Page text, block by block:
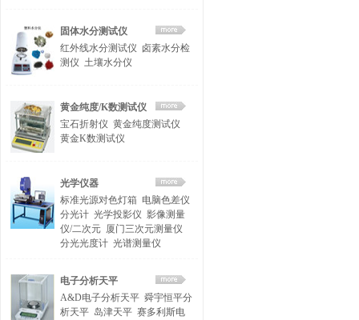
固体水分测试仪
红外线水分测试仪 卤素水分检
测仪 土壤水分仪
黄金纯度/K数测试仪
宝石折射仪 黄金纯度测试仪
黄金K数测试仪
光学仪器
标准光源对色灯箱 电脑色差仪
分光计 光学投影仪 影像测量
仪/二次元 厦门三次元测量仪
分光光度计 光谱测量仪
电子分析天平
A&D电子分析天平 舜宇恒平分
析天平 岛津天平 赛多利斯电